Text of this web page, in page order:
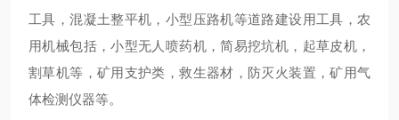
工具，混凝土整平机，小型压路机等道路建设用工具，农
用机械包括，小型无人喷药机，简易挖坑机，起草皮机，
割草机等，矿用支护类，救生器材，防灭火装置，矿用气
体检测仪器等。